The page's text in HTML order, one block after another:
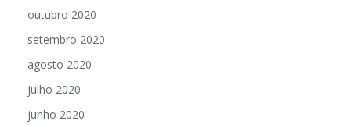
outubro 2020
setembro 2020
agosto 2020
julho 2020
junho 2020